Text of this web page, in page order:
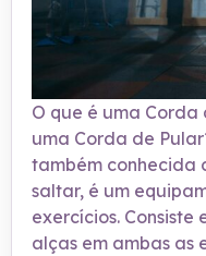
O que é uma Corda
uma Corda de
também conhecida
saltar, é um
exercícios.
alças em ambas as